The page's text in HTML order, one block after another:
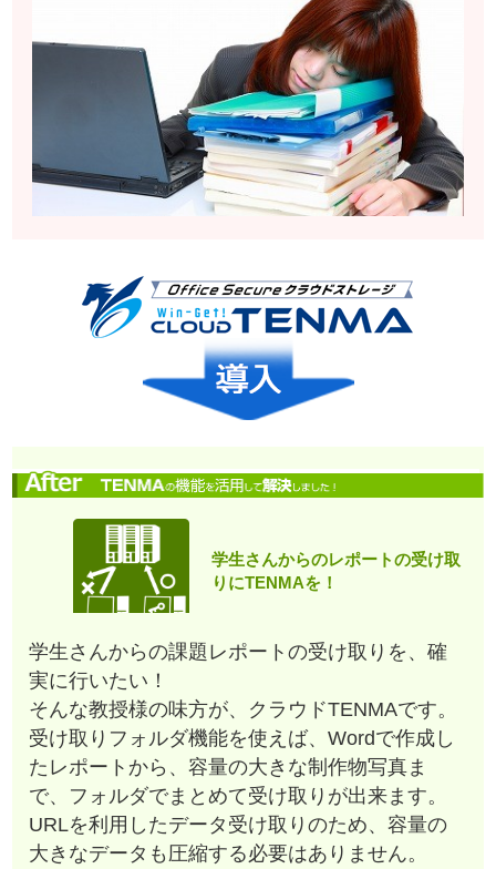
学生さんからのレポートの受け取
りにTENMAを！
学生さんからの課題レポートの受け取りを、確
実に行いたい！
そんな教授様の味方が、クラウドTENMAです。
受け取りフォルダ機能を使えば、Wordで作成し
たレポートから、容量の大きな制作物写真ま
で、フォルダでまとめて受け取りが出来ます。
URLを利用したデータ受け取りのため、容量の
大きなデータも圧縮する必要はありません。